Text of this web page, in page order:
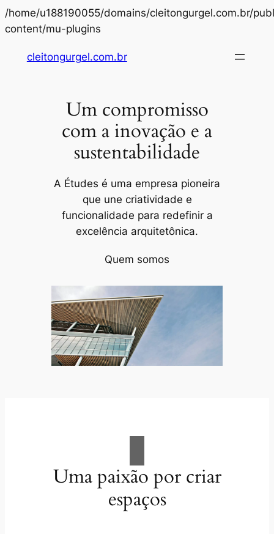
/home/u188190055/domains/cleitongurgel.com.br/
content/mu-plugins
o
cleitongurgel.com.br
Um compromisso
com a inovação e a
sustentabilidade
A Études é uma empresa pioneira
que une criatividade e
funcionalidade para redefinir a
excelência arquitetônica.
Quem somos
Uma paixão por criar
espaços